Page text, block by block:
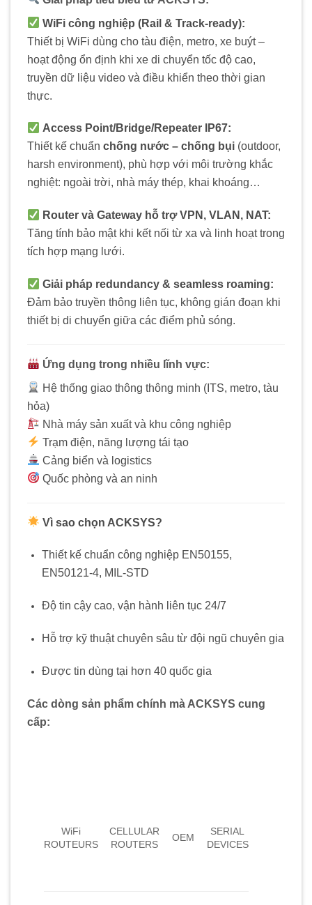
WiFi công nghiệp (Rail & Track-ready):
Thiết bị WiFi dùng cho tàu điện, metro, xe buýt –
hoạt động ổn định khi xe di chuyển tốc độ cao,
truyền dữ liệu video và điều khiển theo thời gian
thực.
Access Point/Bridge/Repeater IP67:
Thiết kế chuẩn chống nước – chống bụi (outdoor,
harsh environment), phù hợp với môi trường khắc
nghiệt: ngoài trời, nhà máy thép, khai khoáng…
Router và Gateway hỗ trợ VPN, VLAN, NAT:
Tăng tính bảo mật khi kết nối từ xa và linh hoạt trong
tích hợp mạng lưới.
Giải pháp redundancy & seamless roaming:
Đảm bảo truyền thông liên tục, không gián đoạn khi
thiết bị di chuyển giữa các điểm phủ sóng.
Ứng dụng trong nhiều lĩnh vực:
Hệ thống giao thông thông minh (ITS, metro, tàu
hỏa)
Nhà máy sản xuất và khu công nghiệp
Trạm điện, năng lượng tái tạo
Cảng biển và logistics
Quốc phòng và an ninh
Vì sao chọn ACKSYS?
Thiết kế chuẩn công nghiệp EN50155,
EN50121-4, MIL-STD
Độ tin cậy cao, vận hành liên tục 24/7
Hỗ trợ kỹ thuật chuyên sâu từ đội ngũ chuyên gia
Được tin dùng tại hơn 40 quốc gia
Các dòng sản phẩm chính mà ACKSYS cung
cấp:
WiFi
ROUTEURS
CELLULAR
ROUTERS
OEM
SERIAL
DEVICES